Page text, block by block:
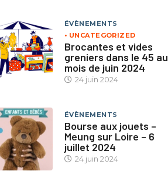
ÉVÈNEMENTS
UNCATEGORIZED
Brocantes et vides
greniers dans le 45 au
mois de juin 2024
24 juin 2024
ÉVÈNEMENTS
Bourse aux jouets –
Meung sur Loire – 6
juillet 2024
24 juin 2024